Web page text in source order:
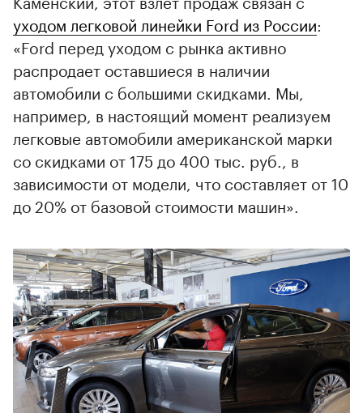
уходом легковой линейки Ford из России:
«Ford перед уходом с рынка активно
распродает оставшиеся в наличии
автомобили с большими скидками. Мы,
например, в настоящий момент реализуем
легковые автомобили американской марки
со скидками от 175 до 400 тыс. руб., в
зависимости от модели, что составляет от 10
до 20% от базовой стоимости машин».